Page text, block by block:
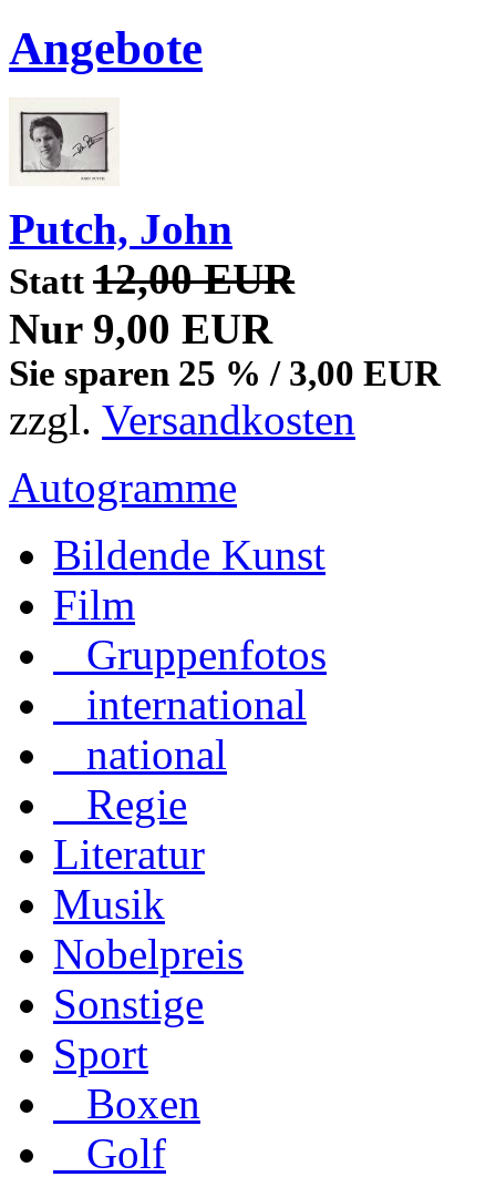
Angebote
Putch, John
Statt 12,00 EUR
Nur 9,00 EUR
Sie sparen 25 % / 3,00 EUR
zzgl. Versandkosten
Autogramme
Bildende Kunst
Film
Gruppenfotos
international
national
Regie
Literatur
Musik
Nobelpreis
Sonstige
Sport
Boxen
Golf